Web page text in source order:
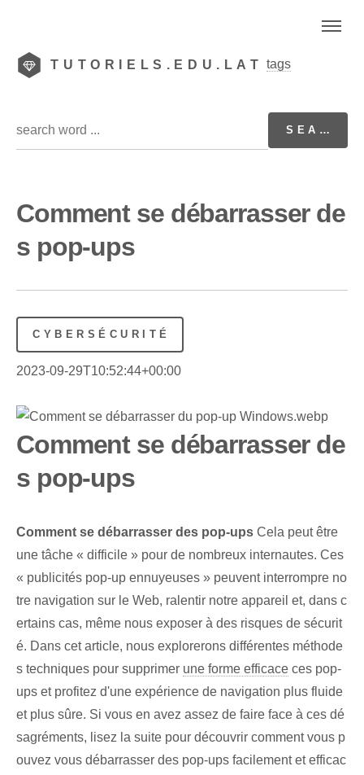
TUTORIELS.EDU.LAT tags
Comment se débarrasser de
s pop-ups
CYBERSÉCURITÉ
2023-09-29T10:52:44+00:00
Comment se débarrasser de
s pop-ups
Comment se débarrasser des pop-ups⁢ Cela peut être
une tâche « difficile » pour de nombreux internautes. Ces
« publicités pop-up ennuyeuses » peuvent interrompre no
tre navigation sur le Web, ralentir notre appareil et, dans c
ertains cas, même nous exposer à des risques de sécurit
é. Dans cet article, nous explorerons⁣ différentes méthode
s techniques pour supprimer⁤ une forme efficace ces ⁤pop-
ups et profitez d'une expérience de navigation plus fluide
et plus sûre. Si vous en avez assez de faire face à ces dé
sagréments, lisez la suite pour découvrir ⁢comment vous p
ouvez⁢ vous débarrasser des pop-ups facilement et efficac